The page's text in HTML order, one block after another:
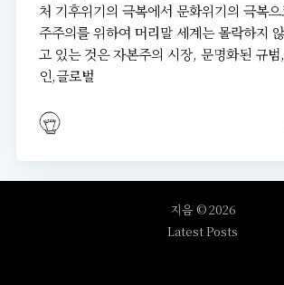
처 기후위기의 극복에서 문화위기의 극복
주주의를 위하여 머리말 세계는 몰락하지
고 있는 것은 자본주의 시장, 문명화된 규
인,글로벌
지음© 2026
Latest Posts